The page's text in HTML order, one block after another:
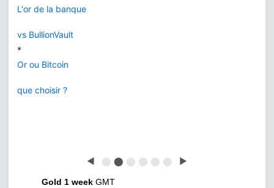
L'or de la banque
vs BullionVault
*
Or ou Bitcoin
que choisir ?
◀ ⬤ ⬤ ⬤ ⬤ ⬤ ⬤ ▶
Gold 1 week GMT